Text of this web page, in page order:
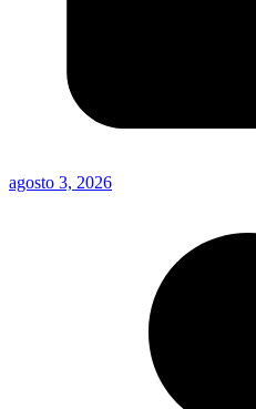
agosto 3, 2026